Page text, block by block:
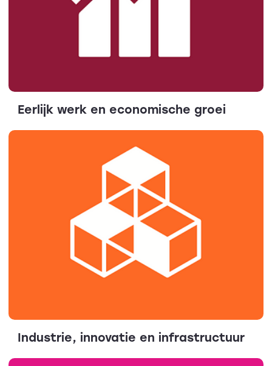
Eerlijk werk en economische groei
Industrie, innovatie en infrastructuur